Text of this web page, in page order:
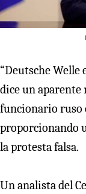
“Deutsche Welle
dice un aparente
funcionario ruso
proporcionando
la protesta falsa.
Un analista del